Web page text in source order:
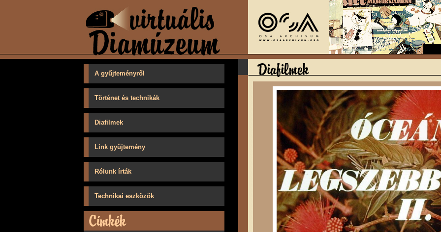
A gyűjteményről
Történet és technikák
Diafilmek
Link gyűjtemény
Rólunk írták
Technikai eszközök